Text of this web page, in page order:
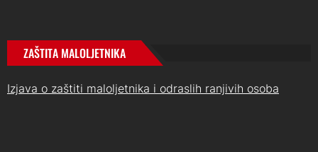
ZAŠTITA MALOLJETNIKA
Izjava o zaštiti maloljetnika i odraslih ranjivih osoba